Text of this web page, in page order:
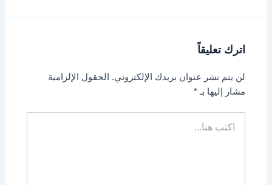
اترك تعليقاً
لن يتم نشر عنوان بريدك الإلكتروني.
الحقول الإلزامية
مشار إليها بـ*
هنا...